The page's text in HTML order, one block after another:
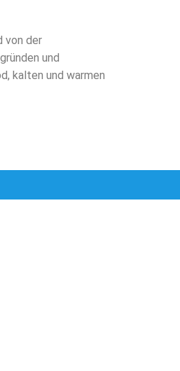
von der
und
kalten und warmen